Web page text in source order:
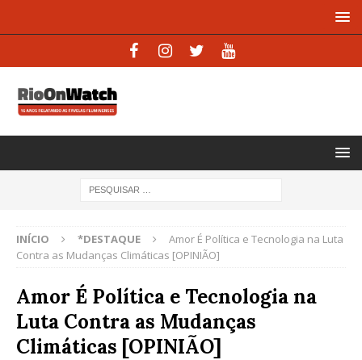
INÍCIO *DESTAQUE
Amor É Política e Tecnologia na Luta
Contra as Mudanças Climáticas [OPINIÃO]
Amor É Política e Tecnologia na
Luta Contra as Mudanças
Climáticas [OPINIÃO]